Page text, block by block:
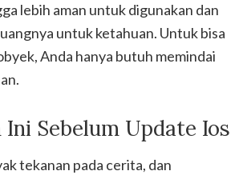
lebih aman untuk digunakan dan
untuk ketahuan. Untuk bisa
Anda hanya butuh memindai
Ini Sebelum Update Ios
tekanan pada cerita, dan